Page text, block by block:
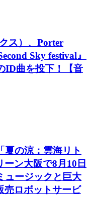
ス）、Porter
Sky festival』
ID曲を投下！【音
夏の涼：雲海リト
ーン大阪で8月10日
ュージックと巨大
売ロボットサービ